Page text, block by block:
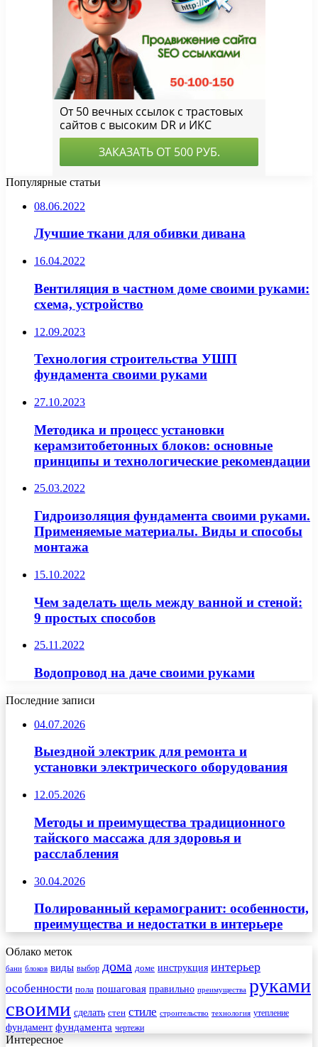
Популярные статьи
08.06.2022
Лучшие ткани для обивки дивана
16.04.2022
Вентиляция в частном доме своими руками:
схема, устройство
12.09.2023
Технология строительства УШП
фундамента своими руками
27.10.2023
Методика и процесс установки
керамзитобетонных блоков: основные
принципы и технологические рекомендации
25.03.2022
Гидроизоляция фундамента своими руками.
Применяемые материалы. Виды и способы
монтажа
15.10.2022
Чем заделать щель между ванной и стеной:
9 простых способов
25.11.2022
Водопровод на даче своими руками
Последние записи
04.07.2026
Выездной электрик для ремонта и
установки электрического оборудования
12.05.2026
Методы и преимущества традиционного
тайского массажа для здоровья и
расслабления
30.04.2026
Полированный керамогранит: особенности,
преимущества и недостатки в интерьере
Облако меток
бани блоков виды выбор дома доме инструкция интерьер
особенности пола пошаговая правильно преимущества руками
своими сделать стен стиле строительство технология утепление
фундамент фундамента чертежи
Интересное